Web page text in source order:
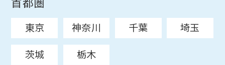
東京 神奈川 千葉
埼玉
茨城
栃木